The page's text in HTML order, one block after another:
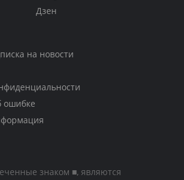
Дзен
на новости
ошибке
знаком ■, являются